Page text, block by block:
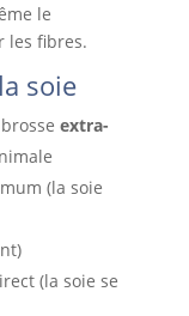
le
les fibres.
soie
extra-
(la soie
(la soie se